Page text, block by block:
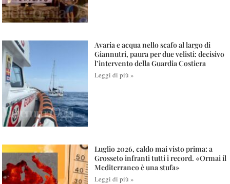
Avaria e acqua nello scafo al largo di
Giannutri, paura per due velisti: decisivo
l’intervento della Guardia Costiera
Leggi di più »
Luglio 2026, caldo mai visto prima: a
Grosseto infranti tutti i record. «Ormai il
Mediterraneo è una stufa»
Leggi di più »